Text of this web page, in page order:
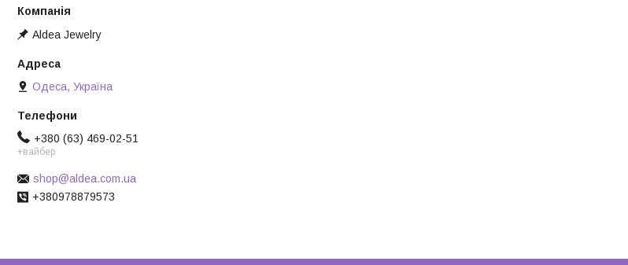
Aldea Jewelry
Одеса, Україна
+380 (63) 469-02-51
+вайбер
shop@aldea.com.ua
+380978879573